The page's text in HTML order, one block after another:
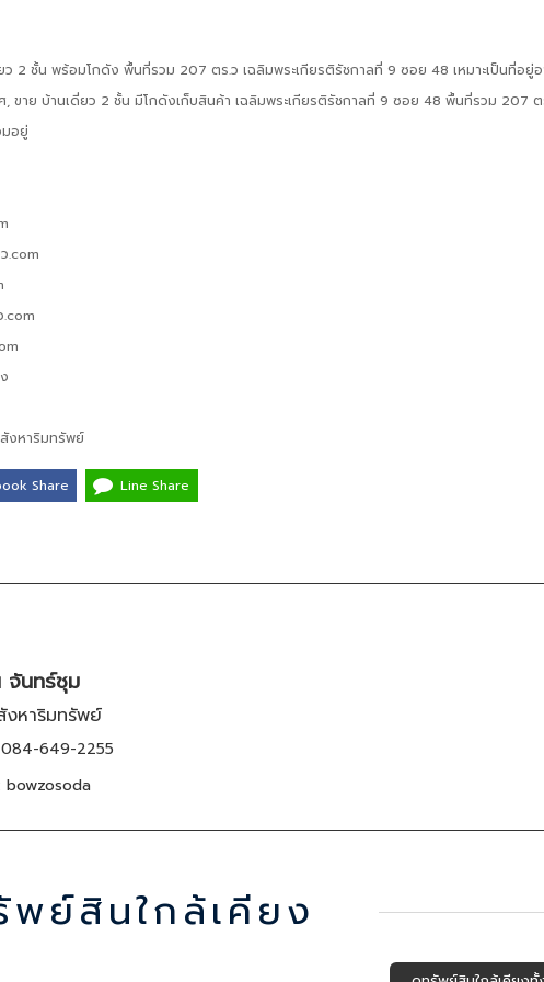
ว 2 ชั้น พร้อมโกดัง พื้นที่รวม 207 ตร.ว เฉลิมพระเกียรติรัชกาลที่ 9 ซอย 48 เหมาะเป็นที่อยู่
ขาย บ้านเดี่ยว 2 ชั้น มีโกดังเก็บสินค้า เฉลิมพระเกียรติรัชกาลที่ 9 ซอย 48 พื้นที่รวม 207 ต
อยู่
.com
.com
งหาริมทรัพย์
Share Line Share
นทร์ชุม
งหาริมทรัพย์
084-649-2255
bowzosoda
พย์สินใกล้เคียง